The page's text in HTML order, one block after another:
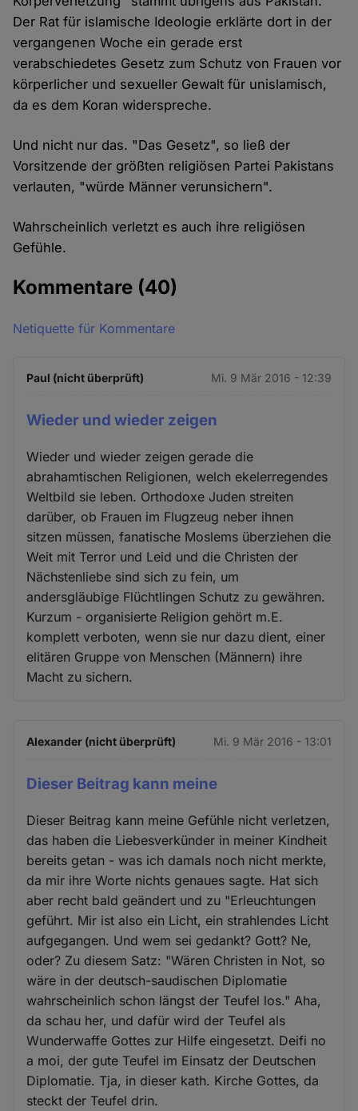
Der Rat für islamische Ideologie erklärte dort in der
vergangenen Woche ein gerade erst
verabschiedetes Gesetz zum Schutz von Frauen vor
körperlicher und sexueller Gewalt für unislamisch,
da es dem Koran widerspreche.
Und nicht nur das. "Das Gesetz", so ließ der
Vorsitzende der größten religiösen Partei Pakistans
verlauten, "würde Männer verunsichern".
Wahrscheinlich verletzt es auch ihre religiösen
Gefühle.
Kommentare (40)
Netiquette für Kommentare
Paul (nicht überprüft) Mi. 9 Mär 2016 - 12:39
Wieder und wieder zeigen
Wieder und wieder zeigen gerade die
abrahamtischen Religionen, welch ekelerregendes
Weltbild sie leben. Orthodoxe Juden streiten
darüber, ob Frauen im Flugzeug neber ihnen
sitzen müssen, fanatische Moslems überziehen die
Weit mit Terror und Leid und die Christen der
Nächstenliebe sind sich zu fein, um
andersgläubige Flüchtlingen Schutz zu gewähren.
Kurzum - organisierte Religion gehört m.E.
komplett verboten, wenn sie nur dazu dient, einer
elitären Gruppe von Menschen (Männern) ihre
Macht zu sichern.
Alexander (nicht überprüft) Mi. 9 Mär 2016 - 13:01
Dieser Beitrag kann meine
Dieser Beitrag kann meine Gefühle nicht verletzen,
das haben die Liebesverkünder in meiner Kindheit
bereits getan - was ich damals noch nicht merkte,
da mir ihre Worte nichts genaues sagte. Hat sich
aber recht bald geändert und zu "Erleuchtungen
geführt. Mir ist also ein Licht, ein strahlendes Licht
aufgegangen. Und wem sei gedankt? Gott? Ne,
oder? Zu diesem Satz: "Wären Christen in Not, so
wäre in der deutsch-saudischen Diplomatie
wahrscheinlich schon längst der Teufel los." Aha,
da schau her, und dafür wird der Teufel als
Wunderwaffe Gottes zur Hilfe eingesetzt. Deifi no
a moi, der gute Teufel im Einsatz der Deutschen
Diplomatie. Tja, in dieser kath. Kirche Gottes, da
steckt der Teufel drin.